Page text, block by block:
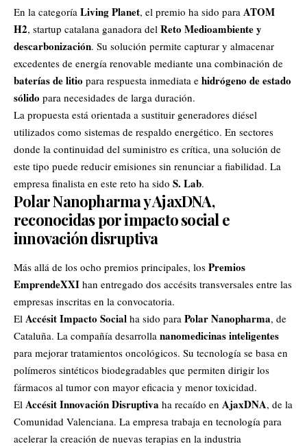
En la categoría Living Planet, el premio ha sido para ATOM
H2, startup catalana ganadora del Reto Medioambiente y
descarbonización. Su solución permite capturar y almacenar
excedentes de energía renovable mediante una combinación de
baterías de litio para respuesta inmediata e hidrógeno de estado
sólido para necesidades de larga duración.
La propuesta está orientada a sustituir generadores diésel
utilizados como sistemas de respaldo energético. En sectores
donde la continuidad del suministro es crítica, una solución de
este tipo puede reducir emisiones sin renunciar a fiabilidad. La
empresa finalista en este reto ha sido S. Lab.
Polar Nanopharma y AjaxDNA,
reconocidas por impacto social e
innovación disruptiva
Más allá de los ocho premios principales, los Premios
EmprendeXXI han entregado dos accésits transversales entre las
empresas inscritas en la convocatoria.
El Accésit Impacto Social ha sido para Polar Nanopharma, de
Cataluña. La compañía desarrolla nanomedicinas inteligentes
para mejorar tratamientos oncológicos. Su tecnología se basa en
polímeros sintéticos biodegradables que permiten dirigir los
fármacos al tumor con mayor eficacia y menor toxicidad.
El Accésit Innovación Disruptiva ha recaído en AjaxDNA, de la
Comunidad Valenciana. La empresa trabaja en tecnología para
acelerar la creación de nuevas terapias en la industria